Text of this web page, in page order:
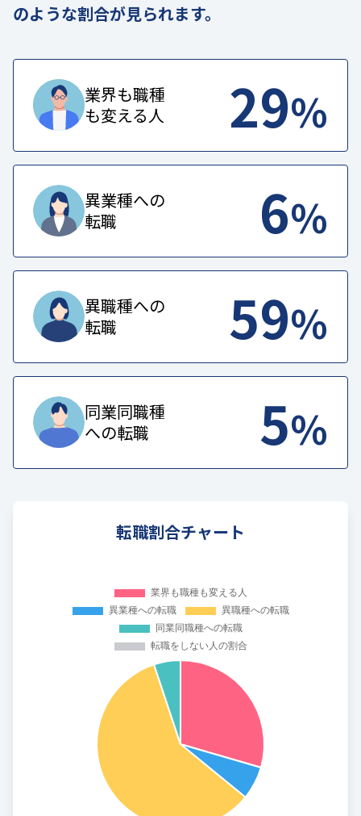
のような割合が見られます。
業界も職種
も変える人
29%
異業種への
転職
6%
異職種への
転職
59%
同業同職種
への転職
5%
転職割合チャート